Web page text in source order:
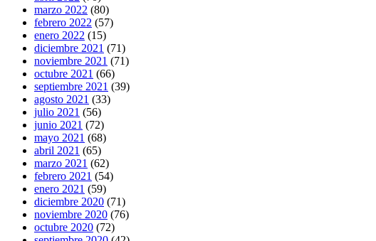
marzo 2022 (80)
febrero 2022 (57)
enero 2022 (15)
diciembre 2021 (71)
noviembre 2021 (71)
octubre 2021 (66)
septiembre 2021 (39)
agosto 2021 (33)
julio 2021 (56)
junio 2021 (72)
mayo 2021 (68)
abril 2021 (65)
marzo 2021 (62)
febrero 2021 (54)
enero 2021 (59)
diciembre 2020 (71)
noviembre 2020 (76)
octubre 2020 (72)